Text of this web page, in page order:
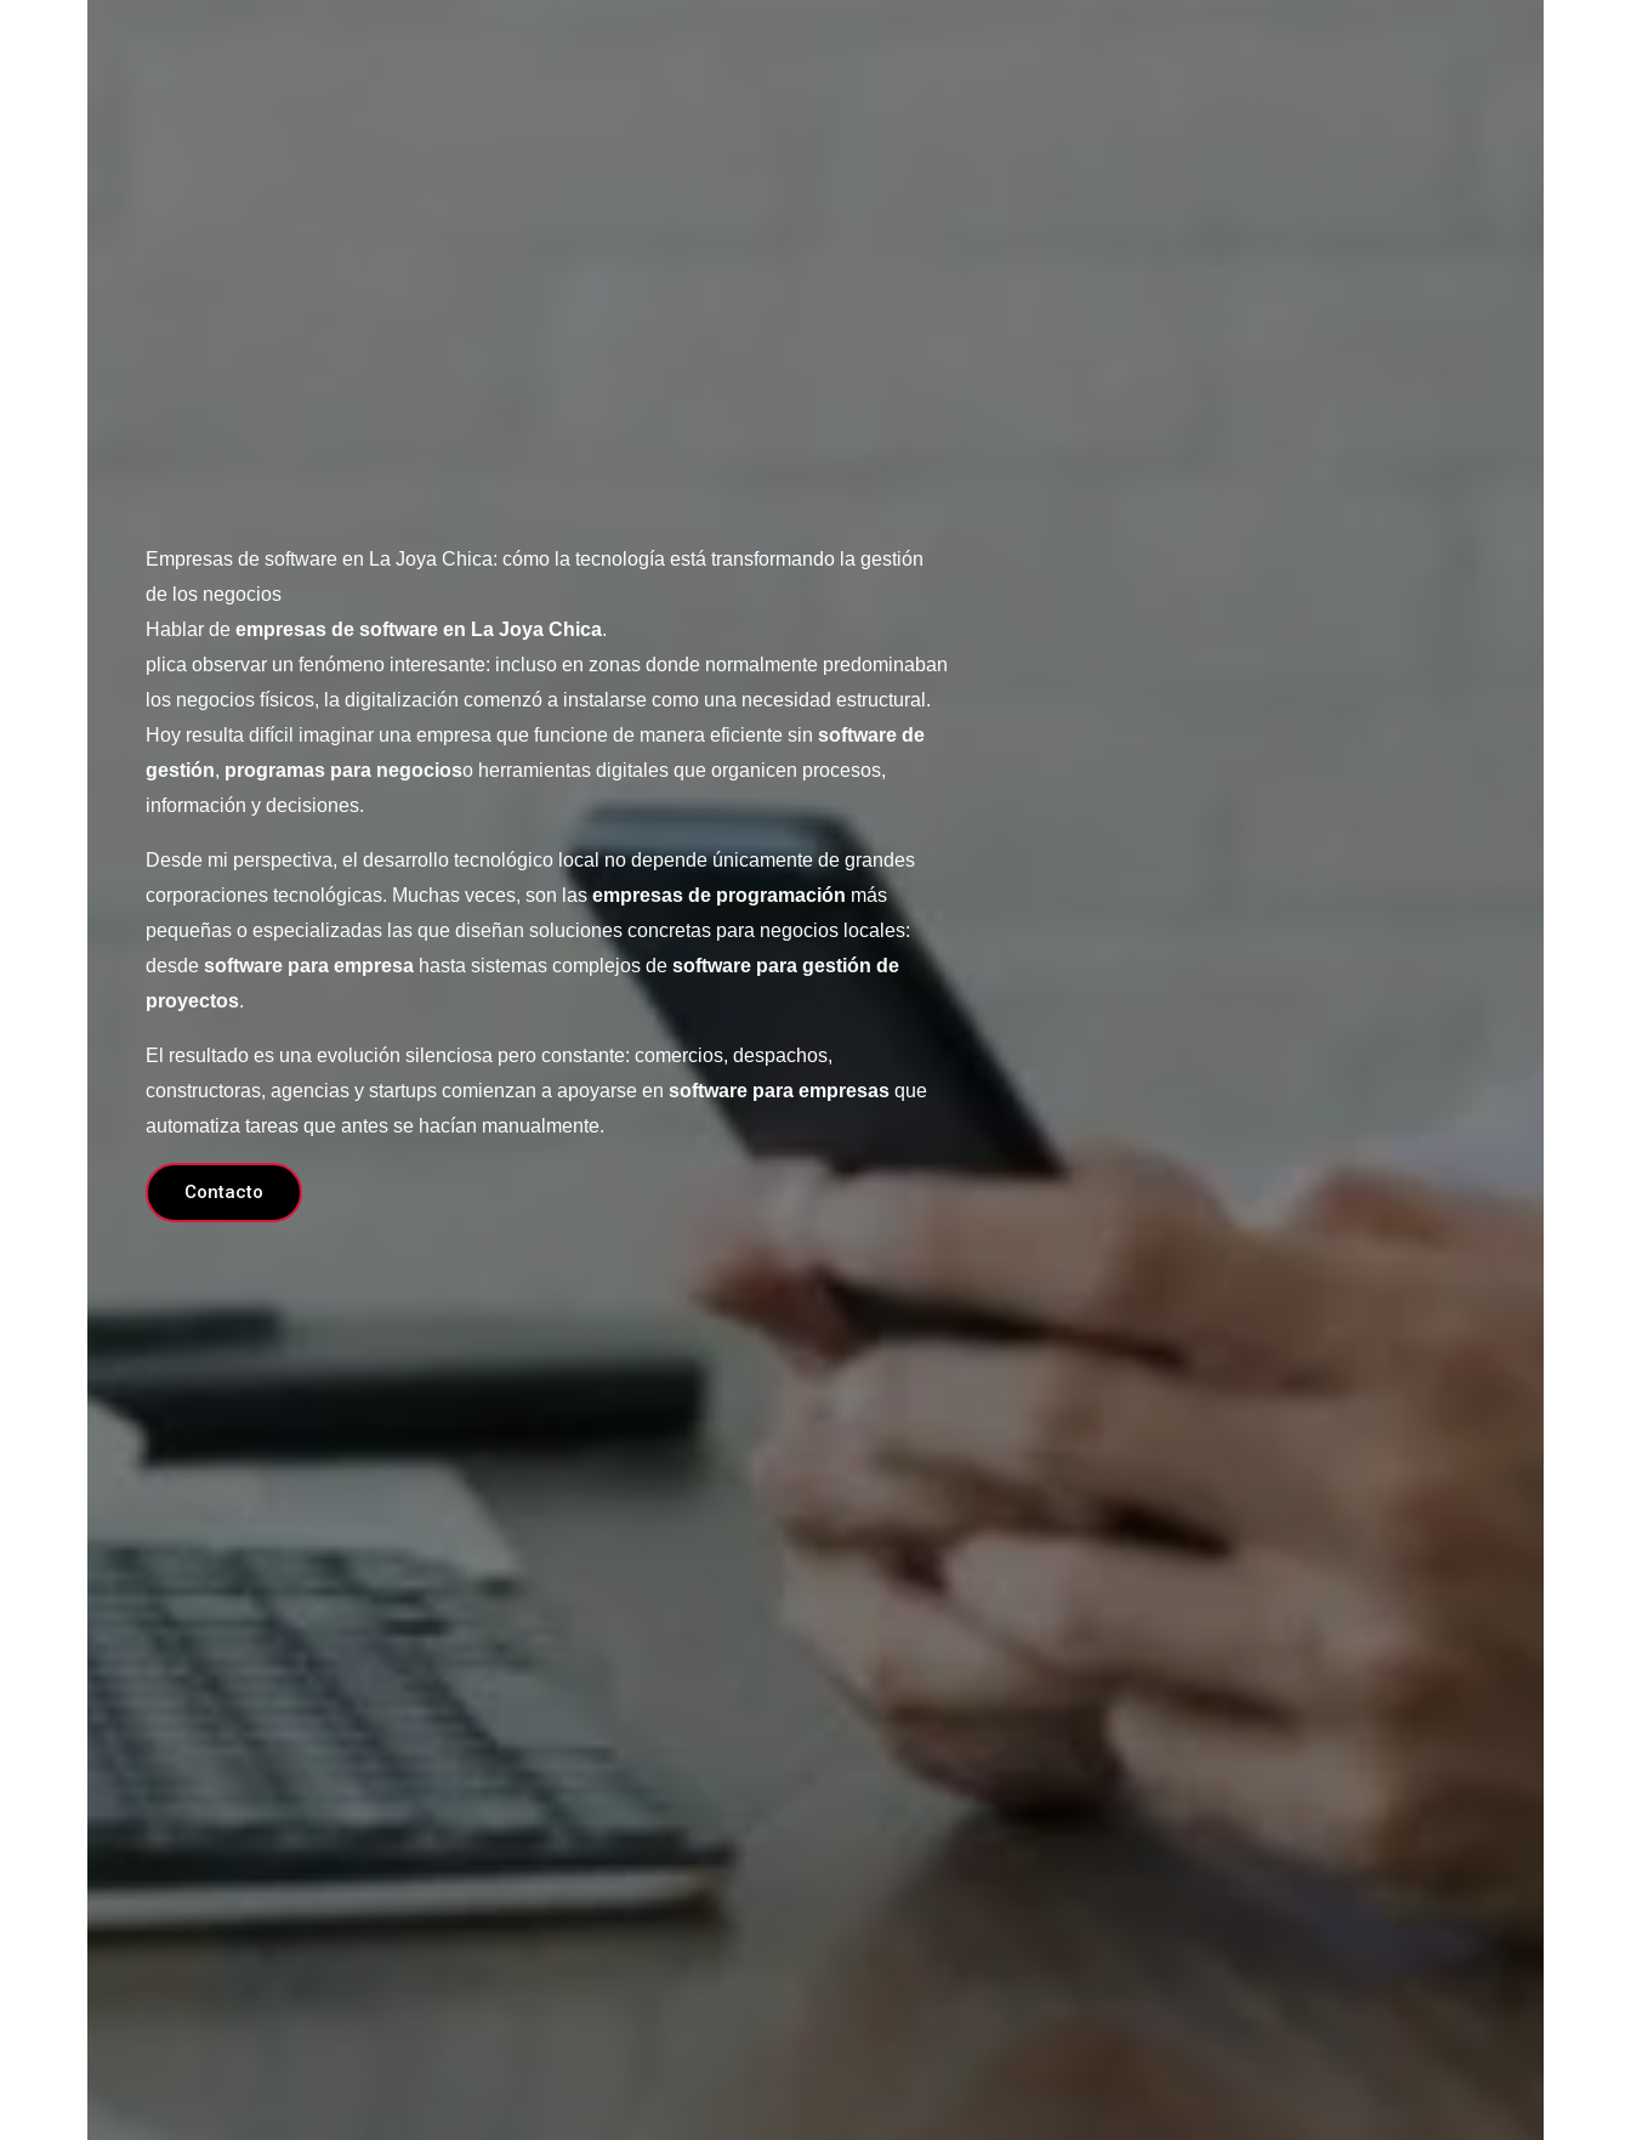
Empresas de software en La Joya Chica: cómo la tecnología está transformando la gestión
de los negocios
Hablar de empresas de software en La Joya Chica.
plica observar un fenómeno interesante: incluso en zonas donde normalmente predominaban
los negocios físicos, la digitalización comenzó a instalarse como una necesidad estructural.
Hoy resulta difícil imaginar una empresa que funcione de manera eficiente sin software de
gestión, programas para negocioso herramientas digitales que organicen procesos,
información y decisiones.
Desde mi perspectiva, el desarrollo tecnológico local no depende únicamente de grandes
corporaciones tecnológicas. Muchas veces, son lasempresas de programación más
pequeñas o especializadas las que diseñan soluciones concretas para negocios locales:
desde software para empresa hasta sistemas complejos de software para gestión de
proyectos.
El resultado es una evolución silenciosa pero constante: comercios, despachos,
constructoras, agencias y startups comienzan a apoyarse en software para empresas que
automatiza tareas que antes se hacían manualmente.
Contacto